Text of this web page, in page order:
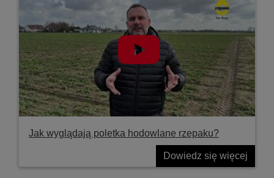
Jak wyglądają poletka hodowlane rzepaku?
Dowiedz się więcej